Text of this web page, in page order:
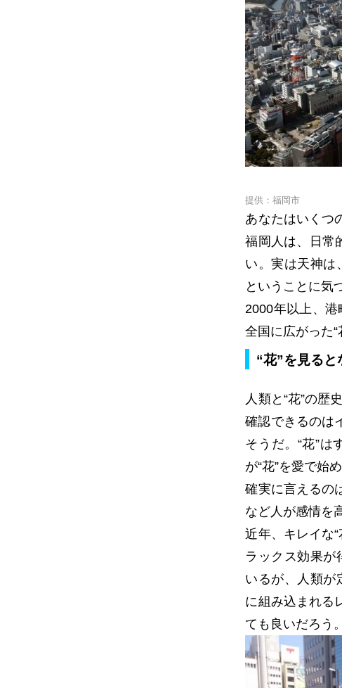
提供：福岡市
あなたはいくつ
福岡人は、日常
い。実は天神は
ということに気
2000年以上、
全国に広がった“
“花”を見る
人類と“花”の歴
確認できるのは
そうだ。“花”は
が“花”を愛で始
確実に言えるの
など人が感情を
近年、キレイな
ラックス効果が
いるが、人類が
に組み込まれる
ても良いだろう。